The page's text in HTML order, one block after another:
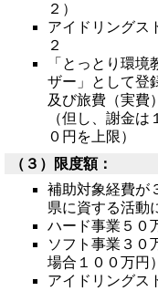
２）
アイドリングス
２
「とっとり環境
ザー」として登
及び旅費（実費
（但し、謝金は
０円を上限）
（３）限度額：
補助対象経費が
県に資する活動
ハード事業５０
ソフト事業３０
場合１００万円）
アイドリングス